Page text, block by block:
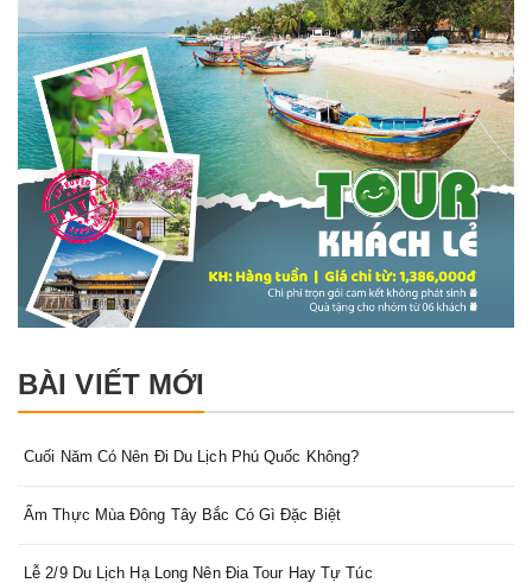
BÀI VIẾT MỚI
Cuối Năm Có Nên Đi Du Lịch Phú Quốc Không?
Ẩm Thực Mùa Đông Tây Bắc Có Gì Đặc Biệt
Lễ 2/9 Du Lịch Hạ Long Nên Đia Tour Hay Tự Túc